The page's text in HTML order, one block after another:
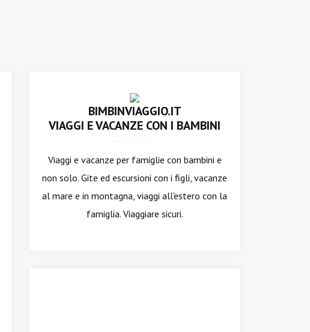
BIMBINVIAGGIO.IT
VIAGGI E VACANZE CON I BAMBINI
Viaggi e vacanze per famiglie con bambini e
non solo. Gite ed escursioni con i figli, vacanze
al mare e in montagna, viaggi all'estero con la
famiglia. Viaggiare sicuri.